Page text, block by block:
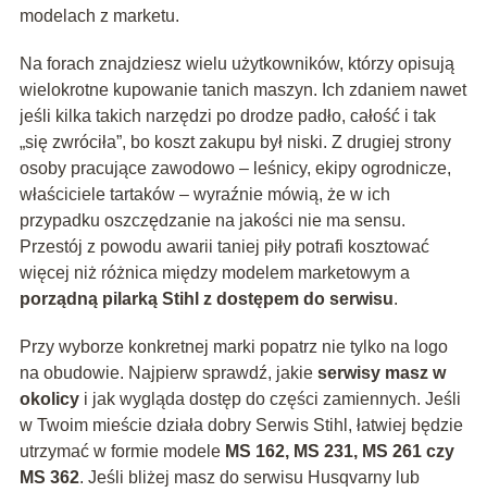
modelach z marketu.
Na forach znajdziesz wielu użytkowników, którzy opisują
wielokrotne kupowanie tanich maszyn. Ich zdaniem nawet
jeśli kilka takich narzędzi po drodze padło, całość i tak
„się zwróciła”, bo koszt zakupu był niski. Z drugiej strony
osoby pracujące zawodowo – leśnicy, ekipy ogrodnicze,
właściciele tartaków – wyraźnie mówią, że w ich
przypadku oszczędzanie na jakości nie ma sensu.
Przestój z powodu awarii taniej piły potrafi kosztować
więcej niż różnica między modelem marketowym a
porządną pilarką Stihl z dostępem do serwisu.
Przy wyborze konkretnej marki popatrz nie tylko na logo
na obudowie. Najpierw sprawdź, jakie serwisy masz w
okolicyi jak wygląda dostęp do części zamiennych. Jeśli
w Twoim mieście działa dobry Serwis Stihl, łatwiej będzie
utrzymać w formie modele MS 162, MS 231, MS 261 czy
MS 362. Jeśli bliżej masz do serwisu Husqvarny lub